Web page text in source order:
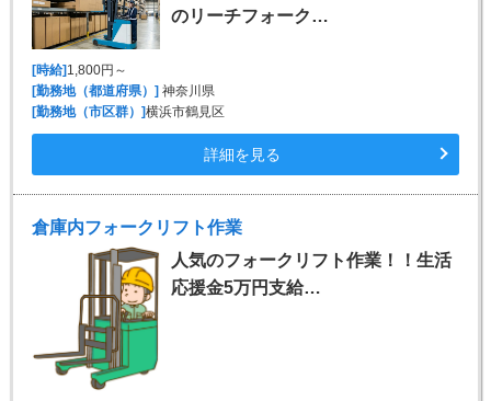
のリーチフォーク…
[時給] 1,800円～
[勤務地（都道府県）] 神奈川県
[勤務地（市区群）]横浜市鶴見区
詳細を見る
倉庫内フォークリフト作業
人気のフォークリフト作業！！生活
応援金5万円支給…